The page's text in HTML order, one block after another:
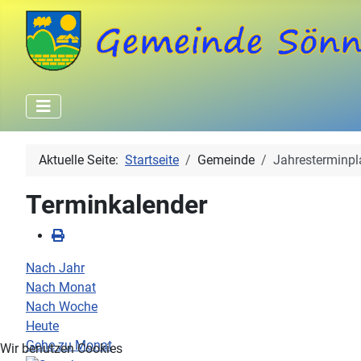
Aktuelle Seite: Startseite Gemeinde
Terminkalender
Nach Jahr
Nach Monat
Nach Woche
Heute
Gehe zu Monat
Wir benutzen Cookies